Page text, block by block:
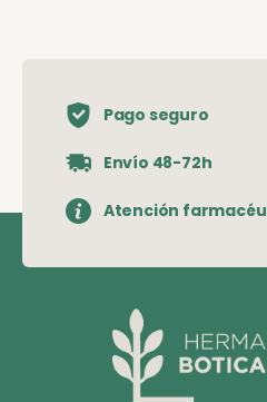
Pago seguro
Envío 48-72h
Atención